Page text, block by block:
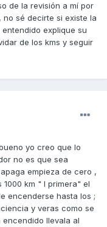
de la revisión a mí por
sé decirte si existe la
explique su
de los kms y seguir
yo creo que lo
no es que sea
empieza de cero ,
km " l primera" el
encenderse hasta los ;
y veras como se
llevala al